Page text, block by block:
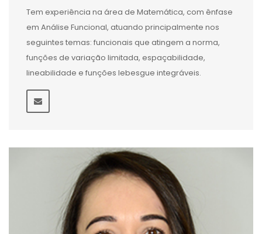
Tem experiência na área de Matemática, com ênfase
em Análise Funcional, atuando principalmente nos
seguintes temas: funcionais que atingem a norma,
funções de variação limitada, espaçabilidade,
lineabilidade e funções lebesgue integráveis.